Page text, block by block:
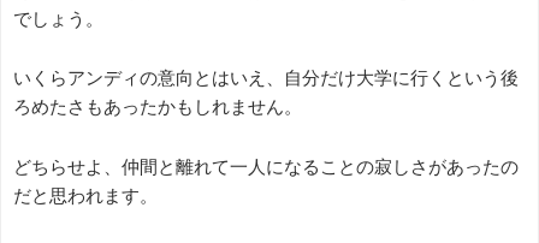
でしょう。
いくらアンディの意向とはいえ、自分だけ大学に行くという後
ろめたさもあったかもしれません。
どちらせよ、仲間と離れて一人になることの寂しさがあったの
だと思われます。